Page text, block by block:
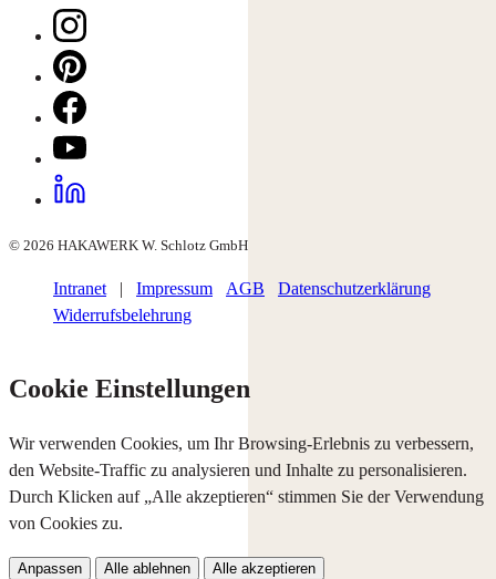
© 2026 HAKAWERK W. Schlotz GmbH
Intranet | Impressum AGB
Datenschutzerklärung
Widerrufsbelehrung
Cookie Einstellungen
Wir verwenden Cookies, um Ihr Browsing-Erlebnis zu verbessern,
den Website-Traffic zu analysieren und Inhalte zu personalisieren.
Durch Klicken auf „Alle akzeptieren“ stimmen Sie der Verwendung
von Cookies zu.
Anpassen Alle ablehnen Alle akzeptieren